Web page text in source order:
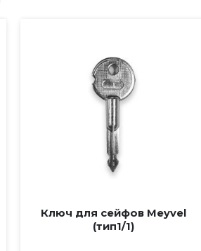
Ключ для сейфов Meyvel
(тип1/1)